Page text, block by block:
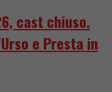
cast chiuso.
e Presta in